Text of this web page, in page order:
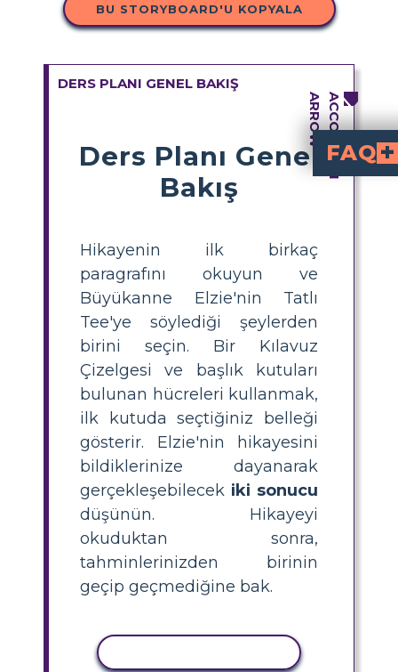
BU STORYBOARD'U KOPYALA
DERS PLANI GENEL BAKIŞ
Ders Planı Genel
Bakış
Hikayenin ilk birkaç
paragrafını okuyun ve
Büyükanne Elzie'nin Tatlı
Tee'ye söylediği şeylerden
birini seçin. Bir Kılavuz
Çizelgesi ve başlık kutuları
bulunan hücreleri kullanmak,
ilk kutuda seçtiğiniz belleği
gösterir. Elzie'nin hikayesini
bildiklerinize dayanarak
gerçekleşebilecek iki sonucu
düşünün. Hikayeyi
okuduktan sonra,
tahminlerinizden birinin
geçip geçmediğine bak.
FAQ